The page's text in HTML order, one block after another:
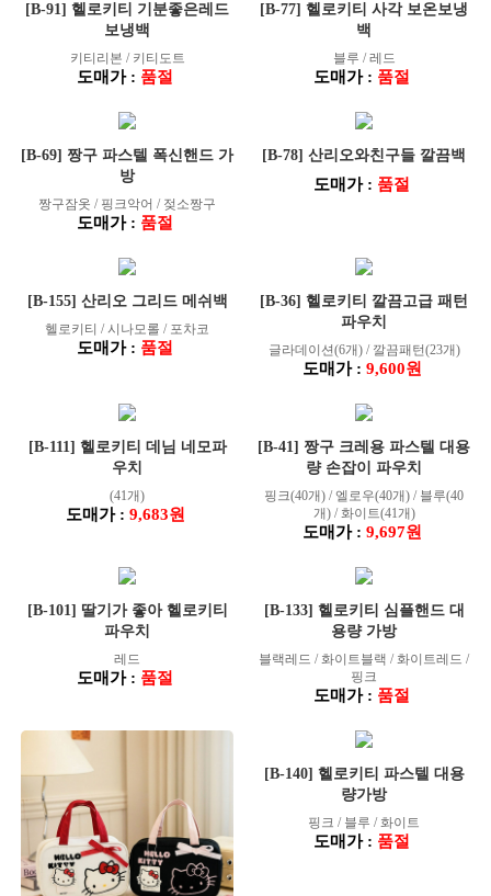
[B-91] 헬로키티 기분좋은레드
보냉백
키티리본 / 키티도트
도매가 : 품절
[B-77] 헬로키티 사각 보온보냉
백
블루 / 레드
도매가 : 품절
[B-69] 짱구 파스텔 폭신핸드 가
방
짱구잠옷 / 핑크악어 / 젖소짱구
도매가 : 품절
[B-78] 산리오와친구들 깔끔백
도매가 : 품절
[B-155] 산리오 그리드 메쉬백
헬로키티 / 시나모롤 / 포차코
도매가 : 품절
[B-36] 헬로키티 깔끔고급 패턴
파우치
글라데이션(6개) / 깔끔패턴(23개)
도매가 : 9,600원
[B-111] 헬로키티 데님 네모파
우치
(41개)
도매가 : 9,683원
[B-41] 짱구 크레용 파스텔 대용
량 손잡이 파우치
핑크(40개) / 엘로우(40개) / 블루(40
개) / 화이트(41개)
도매가 : 9,697원
[B-101] 딸기가 좋아 헬로키티
파우치
레드
도매가 : 품절
[B-133] 헬로키티 심플핸드 대
용량 가방
블랙레드 / 화이트블랙 / 화이트레드 /
핑크
도매가 : 품절
[B-140] 헬로키티 파스텔 대용
량가방
핑크 / 블루 / 화이트
도매가 : 품절